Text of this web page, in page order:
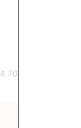
4 700